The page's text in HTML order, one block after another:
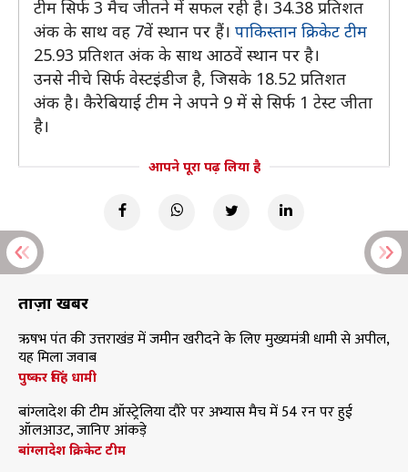
टीम सिर्फ 3 मैच जीतने में सफल रही है। 34.38 प्रतिशत
अंक के साथ वह 7वें स्थान पर हैं। पाकिस्तान क्रिकेट टीम
25.93 प्रतिशत अंक के साथ आठवें स्थान पर है।
उनसे नीचे सिर्फ वेस्टइंडीज है, जिसके 18.52 प्रतिशत
अंक है। कैरेबियाई टीम ने अपने 9 में से सिर्फ 1 टेस्ट जीता
है।
आपने पूरा पढ़ लिया है
ताज़ा खबरें
ऋषभ पंत की उत्तराखंड में जमीन खरीदने के लिए मुख्यमंत्री धामी से अपील,
यह मिला जवाब
पुष्कर सिंह धामी
बांग्लादेश की टीम ऑस्ट्रेलिया दौरे पर अभ्यास मैच में 54 रन पर हुई
ऑलआउट, जानिए आंकड़े
बांग्लादेश क्रिकेट टीम